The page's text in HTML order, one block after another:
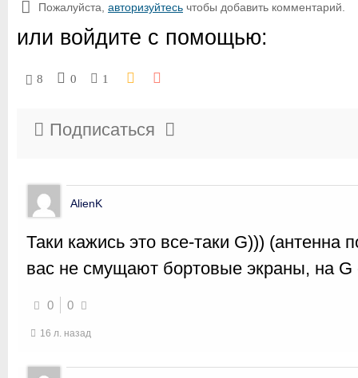
Пожалуйста, авторизуйтесь чтобы добавить комментарий.
или войдите с помощью:
8 0 1
Подписаться
AlienK
Таки кажись это все-таки G))) (антенна
вас не смущают бортовые экраны, на G
0 0
16 л. назад